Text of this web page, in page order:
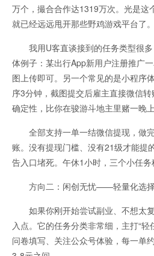
万个，撮合合作达1319万次。光是这
就已经远远甩开那些野鸡游戏平台了。
我用U客直谈接到的任务类型很多
体例子：某出行App新用户注册推广
图上传即可。另一个常见的是小程序
序3分钟，截图提交后雇主直接微信
确定性，比你在骏游斗地主里赌一晚
全部支持一单一结微信提现，做
账。没有提现门槛、没有21级才能提
告入口堵死。午休1小时，三个小任务
方向二：闲创无忧——轻量化选择
如果你刚开始尝试副业、不想太
入点。它的任务分类非常细，主打“
问卷填写、关注公众号体验，每一单